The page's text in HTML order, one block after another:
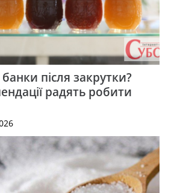
після закрутки?
радять робити